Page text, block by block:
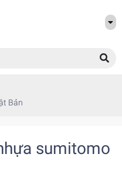
Bản
sumitomo